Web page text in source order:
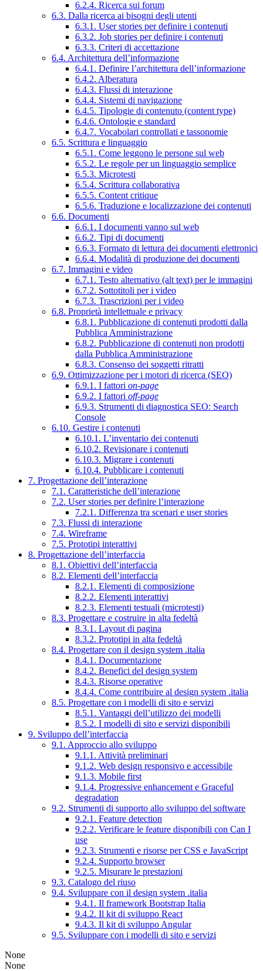
6.2.4. Ricerca sui forum
6.3. Dalla ricerca ai bisogni degli utenti
6.3.1. User stories per definire i contenuti
6.3.2. Job stories per definire i contenuti
6.3.3. Criteri di accettazione
6.4. Architettura dell’informazione
6.4.1. Definire l’architettura dell’informazione
6.4.2. Alberatura
6.4.3. Flussi di interazione
6.4.4. Sistemi di navigazione
6.4.5. Tipologie di contenuto (content type)
6.4.6. Ontologie e standard
6.4.7. Vocabolari controllati e tassonomie
6.5. Scrittura e linguaggio
6.5.1. Come leggono le persone sul web
6.5.2. Le regole per un linguaggio semplice
6.5.3. Microtesti
6.5.4. Scrittura collaborativa
6.5.5. Content critique
6.5.6. Traduzione e localizzazione dei contenuti
6.6. Documenti
6.6.1. I documenti vanno sul web
6.6.2. Tipi di documenti
6.6.3. Formato di lettura dei documenti elettronici
6.6.4. Modalità di produzione dei documenti
6.7. Immagini e video
6.7.1. Testo alternativo (alt text) per le immagini
6.7.2. Sottotitoli per i video
6.7.3. Trascrizioni per i video
6.8. Proprietà intellettuale e privacy
6.8.1. Pubblicazione di contenuti prodotti dalla
Pubblica Amministrazione
6.8.2. Pubblicazione di contenuti non prodotti
dalla Pubblica Amministrazione
6.8.3. Consenso dei soggetti ritratti
6.9. Ottimizzazione per i motori di ricerca (SEO)
6.9.1. I fattori on-page
6.9.2. I fattori off-page
6.9.3. Strumenti di diagnostica SEO: Search
Console
6.10. Gestire i contenuti
6.10.1. L’inventario dei contenuti
6.10.2. Revisionare i contenuti
6.10.3. Migrare i contenuti
6.10.4. Pubblicare i contenuti
7. Progettazione dell’interazione
7.1. Caratteristiche dell’interazione
7.2. User stories per definire l’interazione
7.2.1. Differenza tra scenari e user stories
7.3. Flussi di interazione
7.4. Wireframe
7.5. Prototipi interattivi
8. Progettazione dell’interfaccia
8.1. Obiettivi dell’interfaccia
8.2. Elementi dell’interfaccia
8.2.1. Elementi di composizione
8.2.2. Elementi interattivi
8.2.3. Elementi testuali (microtesti)
8.3. Progettare e costruire in alta fedeltà
8.3.1. Layout di pagina
8.3.2. Prototipi in alta fedeltà
8.4. Progettare con il design system .italia
8.4.1. Documentazione
8.4.2. Benefici del design system
8.4.3. Risorse operative
8.4.4. Come contribuire al design system .italia
8.5. Progettare con i modelli di sito e servizi
8.5.1. Vantaggi dell’utilizzo dei modelli
8.5.2. I modelli di sito e servizi disponibili
9. Sviluppo dell’interfaccia
9.1. Approccio allo sviluppo
9.1.1. Attività preliminari
9.1.2. Web design responsivo e accessibile
9.1.3. Mobile first
9.1.4. Progressive enhancement e Graceful
degradation
9.2. Strumenti di supporto allo sviluppo del software
9.2.1. Feature detection
9.2.2. Verificare le feature disponibili con Can I
use
9.2.3. Strumenti e risorse per CSS e JavaScript
9.2.4. Supporto browser
9.2.5. Misurare le prestazioni
9.3. Catalogo del riuso
9.4. Sviluppare con il design system .italia
9.4.1. Il framework Bootstrap Italia
9.4.2. Il kit di sviluppo React
9.4.3. Il kit di sviluppo Angular
9.5. Sviluppare con i modelli di sito e servizi
None
None